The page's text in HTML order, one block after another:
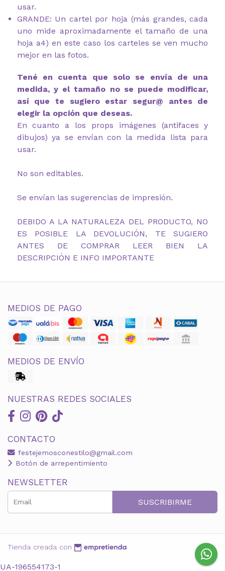
usar.
GRANDE: Un cartel por hoja (más grandes, cada
uno mide aproximadamente el tamaño de una
hoja a4) en este caso los carteles se ven mucho
mejor en las fotos.
Tené en cuenta que solo se envía de una
medida, y el tamaño no se puede modificar,
así que te sugiero estar segur@ antes de
elegir la opción que deseas.
En cuanto a los props imágenes (antifaces y
dibujos) ya se envían con la medida lista para
usar.
No son editables.
Se envían las sugerencias de impresión.
DEBIDO A LA NATURALEZA DEL PRODUCTO, NO
ES POSIBLE LA DEVOLUCIÓN, TE SUGIERO
ANTES DE COMPRAR LEER BIEN LA
DESCRIPCIÓN E INFO IMPORTANTE
MEDIOS DE PAGO
MEDIOS DE ENVÍO
NUESTRAS REDES SOCIALES
CONTACTO
festejemosconestilo@gmail.com
Botón de arrepentimiento
NEWSLETTER
SUSCRIBIRME
Tienda creada con
UA-196554173-1